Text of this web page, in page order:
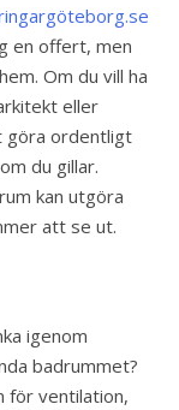
en offert, men
Om du vill ha
eller
göra ordentligt
du gillar.
kan utgöra
att se ut.
igenom
badrummet?
för ventilation,